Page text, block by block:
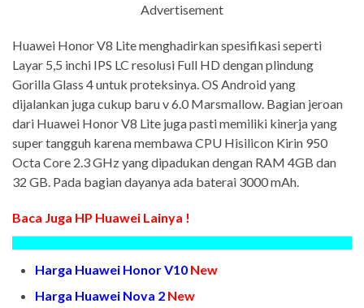
Advertisement
Huawei Honor V8 Lite menghadirkan spesifikasi seperti
Layar 5,5 inchi IPS LC resolusi Full HD dengan plindung
Gorilla Glass 4 untuk proteksinya. OS Android yang
dijalankan juga cukup baru v 6.0 Marsmallow. Bagian jeroan
dari Huawei Honor V8 Lite juga pasti memiliki kinerja yang
super tangguh karena membawa CPU Hisilicon Kirin 950
Octa Core 2.3 GHz yang dipadukan dengan RAM 4GB dan
32 GB. Pada bagian dayanya ada baterai 3000 mAh.
Baca Juga HP Huawei Lainya !
Harga Huawei Honor V10 New
Harga Huawei Nova 2 New